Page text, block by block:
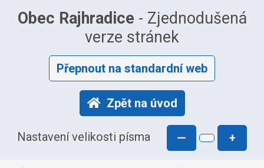
Obec Rajhradice - Zjednodušená
verze stránek
Přepnout na standardní web
Zpět na úvod
Nastavení velikosti písma — +